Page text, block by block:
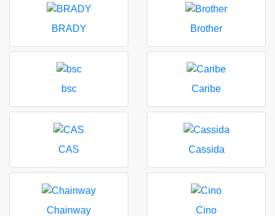
BRADY Brother
bsc Caribe
CAS Cassida
Chainway Cino